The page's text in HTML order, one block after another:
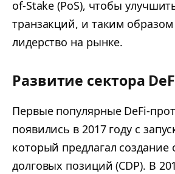
of-Stake (PoS), чтобы
транзакций, и таким образом
лидерство на рынке.
Развитие сектора
Первые популярные DeFi-
появились в 2017 году с
который предлагал создание
долговых позиций (CDP). В